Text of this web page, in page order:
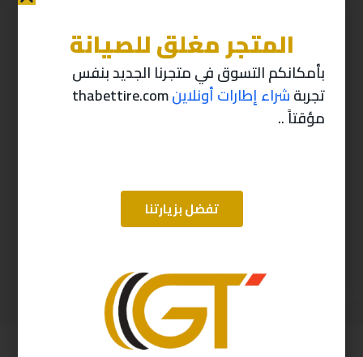
منتجات ذات صله
( شامل الضريبة )
-10%
211ر.س 190
المتجر مغلق للصيانة
بأمكانكم التسوق في متجرنا الجديد بنفس
تجربةشراء إطارات أونلاينthabettire.com
مؤقتاً ..
تفضل بزيارتنا